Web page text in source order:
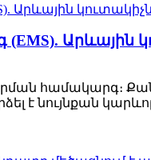
Արևային
համակարգ։
է նույնքան